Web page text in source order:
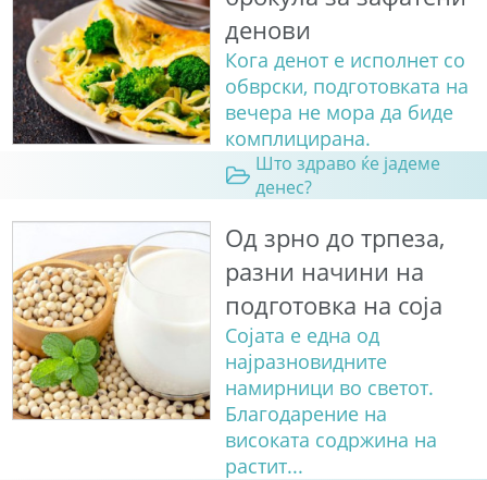
денови
Кога денот е исполнет со
обврски, подготовката на
вечера не мора да биде
комплицирана.
Што здраво ќе јадеме
денес?
Од зрно до трпеза,
разни начини на
подготовка на соја
Сојата е една од
најразновидните
намирници во светот.
Благодарение на
високата содржина на
растит...